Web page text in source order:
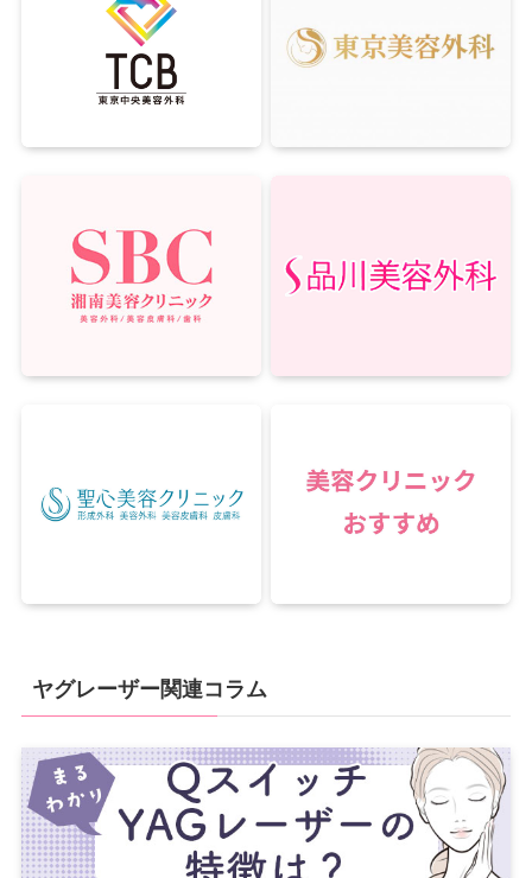
ヤグレーザー関連コラム